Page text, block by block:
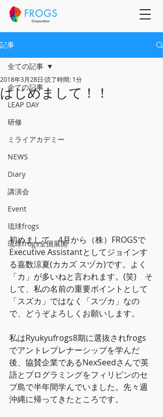
記事
全ての記事
LEAP DAY
研修
ミライアカデミー
NEWS
Diary
講演会
Event
琉球frogs
琉球frogs全国展開
全ての記事
はじめまして！！
2018年3月28日 読了時間: 1分
初めまして、4月から（株）FROGSで
Executive Assistantとしてジョインす
る嘉数涼夏(カカズ スヅカ)です。よく
「カ」が多いねと言われます。(笑)　そ
して、私の名前の重要ポイントとして
「スズカ」ではなく「スヅカ」なの
で、どうぞよろしくお願いします。
私はRyukyufrogs8期に選抜されfrogs
でアントレプレナーシップを学んだ
後、協賛企業であるNexSeedさんで英
語とプログラミングをフィリピンのセ
ブ島で半年間学んでいました。先々週
沖縄に帰ってきたところです。